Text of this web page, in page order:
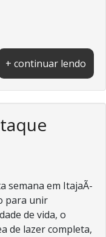
+ continuar lendo
semana em ItajaÃ­
para unir
de vida, o
de lazer completa,